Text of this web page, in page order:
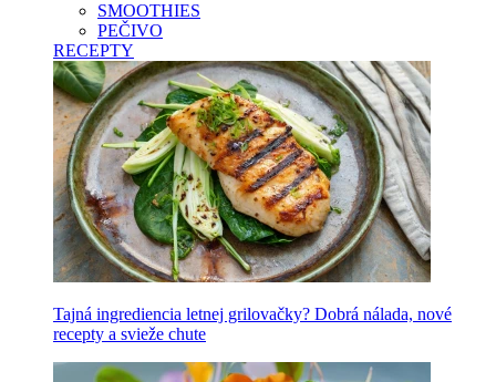
SMOOTHIES
PEČIVO
RECEPTY
Tajná ingrediencia letnej grilovačky? Dobrá nálada, nové
recepty a svieže chute